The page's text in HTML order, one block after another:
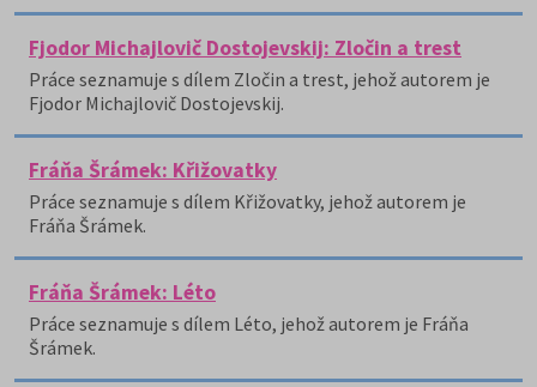
Fjodor Michajlovič Dostojevskij: Zločin a trest
Práce seznamuje s dílem Zločin a trest, jehož autorem je
Fjodor Michajlovič Dostojevskij.
Fráňa Šrámek: Křižovatky
Práce seznamuje s dílem Křižovatky, jehož autorem je
Fráňa Šrámek.
Fráňa Šrámek: Léto
Práce seznamuje s dílem Léto, jehož autorem je Fráňa
Šrámek.